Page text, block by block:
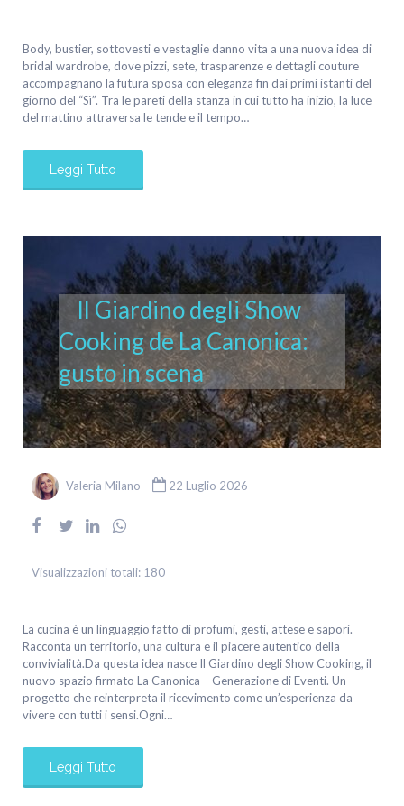
Body, bustier, sottovesti e vestaglie danno vita a una nuova idea di
bridal wardrobe, dove pizzi, sete, trasparenze e dettagli couture
accompagnano la futura sposa con eleganza fin dai primi istanti del
giorno del “Sì”. Tra le pareti della stanza in cui tutto ha inizio, la luce
del mattino attraversa le tende e il tempo…
Leggi Tutto
Il Giardino degli Show
Cooking de La Canonica:
gusto in scena
Valeria Milano 22 Luglio 2026
Visualizzazioni totali: 180
La cucina è un linguaggio fatto di profumi, gesti, attese e sapori.
Racconta un territorio, una cultura e il piacere autentico della
convivialità.Da questa idea nasce Il Giardino degli Show Cooking, il
nuovo spazio firmato La Canonica – Generazione di Eventi. Un
progetto che reinterpreta il ricevimento come un’esperienza da
vivere con tutti i sensi.Ogni…
Leggi Tutto